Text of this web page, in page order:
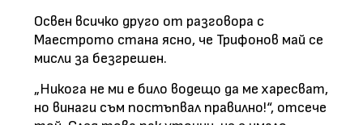
Освен всичко друго от разговора с
Маестрото стана ясно, че Трифонов май се
мисли за безгрешен.
„Никога не ми е било водещо да ме харесват,
но винаги съм постъпвал правилно!“, отсече